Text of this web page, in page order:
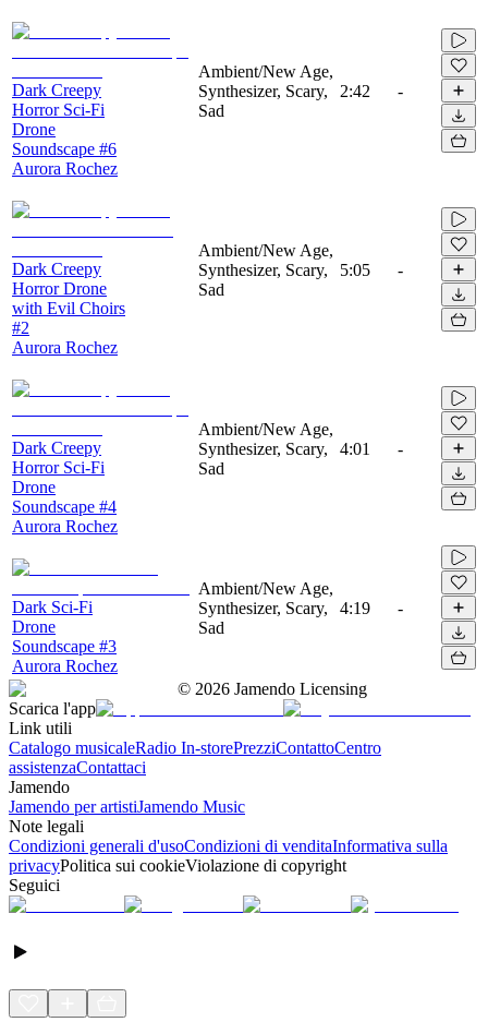
Dark Creepy
Horror Sci-Fi
Drone
Soundscape #6
Aurora Rochez
Ambient/New Age,
Synthesizer, Scary,
Sad
2:42 -
Dark Creepy
Horror Drone
with Evil Choirs
#2
Aurora Rochez
Ambient/New Age,
Synthesizer, Scary,
Sad
5:05 -
Dark Creepy
Horror Sci-Fi
Drone
Soundscape #4
Aurora Rochez
Ambient/New Age,
Synthesizer, Scary,
Sad
4:01 -
Dark Sci-Fi
Drone
Soundscape #3
Aurora Rochez
Ambient/New Age,
Synthesizer, Scary,
Sad
4:19 -
© 2026 Jamendo Licensing
Scarica l'app
Link utili
Catalogo musicaleRadio In-storePrezziContattoCentro
assistenzaContattaci
Jamendo
Jamendo per artistiJamendo Music
Note legali
Condizioni generali d'usoCondizioni di venditaInformativa sulla
privacyPolitica sui cookieViolazione di copyright
Seguici